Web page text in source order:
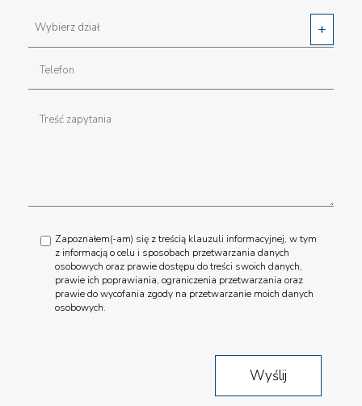
Zapoznałem(-am) się z treścią klauzuli informacyjnej, w tym
z informacją o celu i sposobach przetwarzania danych
osobowych oraz prawie dostępu do treści swoich danych,
prawie ich poprawiania, ograniczenia przetwarzania oraz
prawie do wycofania zgody na przetwarzanie moich danych
osobowych.